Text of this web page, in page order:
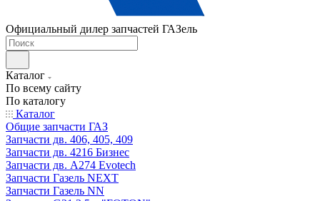
Официальный дилер запчастей ГАЗель
Каталог
По всему сайту
По каталогу
Каталог
Общие запчасти ГАЗ
Запчасти дв. 406, 405, 409
Запчасти дв. 4216 Бизнес
Запчасти дв. A274 Evotech
Запчасти Газель NEXT
Запчасти Газель NN